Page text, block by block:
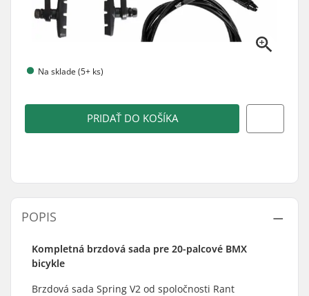
Na sklade (5+ ks)
PRIDAŤ DO KOŠÍKA
POPIS
Kompletná brzdová sada pre 20-palcové BMX
bicykle
Brzdová sada Spring V2 od spoločnosti Rant